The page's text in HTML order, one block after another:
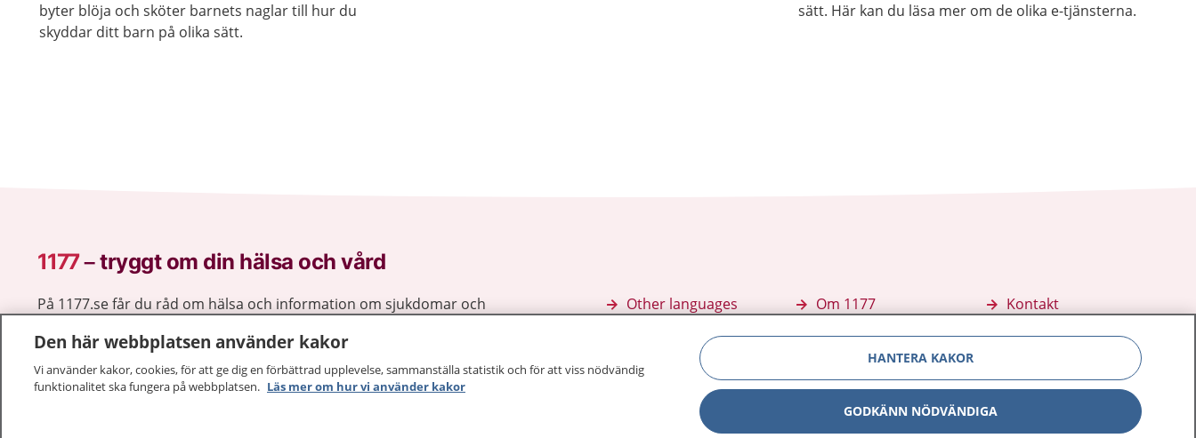
byter blöja och sköter barnets naglar till hur du
skyddar ditt barn på olika sätt.
sätt. Här kan du läsa mer om de olika e-tjänsterna.
1177–tryggt om din hälsa och vård
På 1177.se får du råd om hälsa och information om sjukdomar och
och göra dina vårdärenden. Ring telefonnummer 1177 för
sjukvårdsrådgivning dygnet runt.
1177 ger dig råd när du vill må bättre.
Other languages
Lättläst svenska
Om 1177
E-tjänster
Aktuellt
Kontakt
Press
Digital tillgänglighet
Den här webbplatsen använder kakor
Vi använder kakor, cookies, för att ge dig en förbättrad upplevelse, sammanställa statistik och för att viss nödvändig
funktionalitet ska fungera på webbplatsen. Läs mer om hur vi använder kakor
HANTERA KAKOR
GODKÄNN NÖDVÄNDIGA